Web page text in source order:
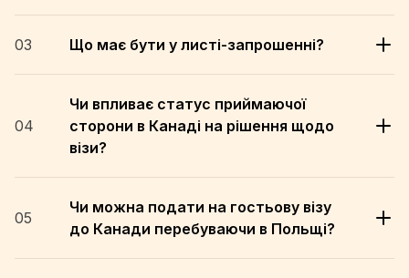
03 Що має бути у листі-запрошенні?
04
Чи впливає статус приймаючої
сторони в Канаді на рішення щодо
візи?
05
Чи можна подати на гостьову візу
до Канади перебуваючи в Польщі?